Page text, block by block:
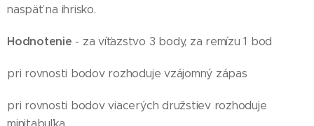
naspäť na ihrisko.
Hodnotenie - za víťazstvo 3 body, za remízu 1 bod
pri rovnosti bodov rozhoduje vzájomný zápas
pri rovnosti bodov viacerých družstiev rozhoduje